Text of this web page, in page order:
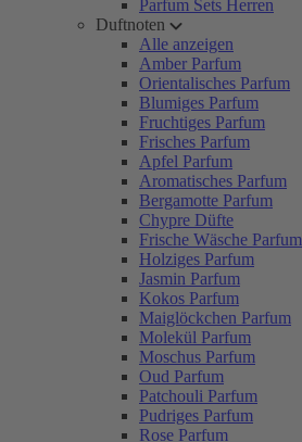
Parfum Sets Herren
Duftnoten
Alle anzeigen
Amber Parfum
Orientalisches Parfum
Blumiges Parfum
Fruchtiges Parfum
Frisches Parfum
Apfel Parfum
Aromatisches Parfum
Bergamotte Parfum
Chypre Düfte
Frische Wäsche Parfum
Holziges Parfum
Jasmin Parfum
Kokos Parfum
Maiglöckchen Parfum
Molekül Parfum
Moschus Parfum
Oud Parfum
Patchouli Parfum
Pudriges Parfum
Rose Parfum